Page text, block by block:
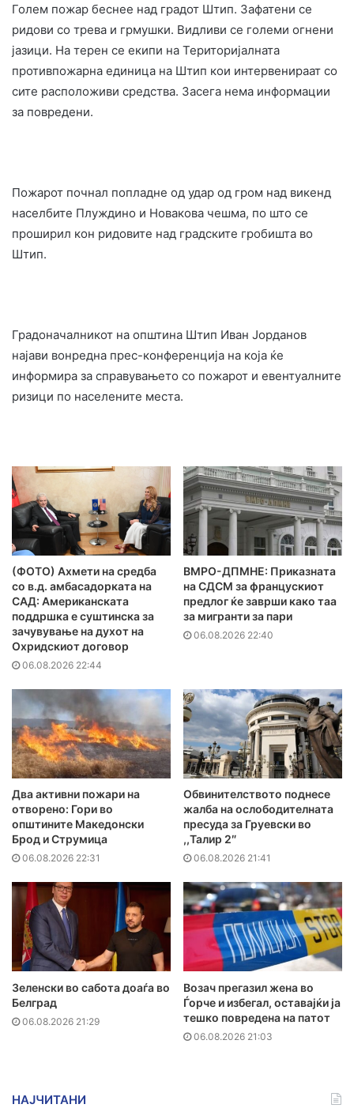
Голем пожар беснее над градот Штип. Зафатени се
ридови со трева и грмушки. Видливи се големи огнени
јазици. На терен се екипи на Територијалната
противпожарна единица на Штип кои интервенираат со
сите расположиви средства. Засега нема информации
за повредени.
Пожарот почнал попладне од удар од гром над викенд
населбите Плуждино и Новакова чешма, по што се
проширил кон ридовите над градските гробишта во
Штип.
Градоначалникот на општина Штип Иван Јорданов
најави вонредна прес-конференција на која ќе
информира за справувањето со пожарот и евентуалните
ризици по населените места.
(ФОТО) Ахмети на средба
со в.д. амбасадорката на
САД: Американската
поддршка е суштинска за
зачувување на духот на
Охридскиот договор
06.08.2026 22:44
ВМРО-ДПМНЕ: Приказната
на СДСМ за францускиот
предлог ќе заврши како таа
за мигранти за пари
06.08.2026 22:40
Два активни пожари на
отворено: Гори во
општините Македонски
Брод и Струмица
06.08.2026 22:31
Обвинителството поднесе
жалба на ослободителната
пресуда за Груевски во
,,Талир 2″
06.08.2026 21:41
Зеленски во сабота доаѓа во
Белград
06.08.2026 21:29
Возач прегазил жена во
Ѓорче и избегал, оставајќи ја
тешко повредена на патот
06.08.2026 21:03
НАЈЧИТАНИ